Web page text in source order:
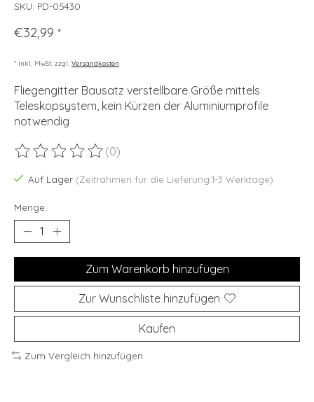
SKU: PD-05430
€32,99 *
* Inkl. MwSt. zzgl. Versandkosten
Fliegengitter Bausatz verstellbare Größe mittels
Teleskopsystem, kein Kürzen der Aluminiumprofile
notwendig
Die Bewertung dieses Produkts ist
(0)
Auf Lager (Zeitrahmen für die Lieferung:1-3 Werktage)
Menge:
Zum Warenkorb hinzufügen
Zur Wunschliste hinzufügen
Kaufen
Zum Vergleich hinzufügen